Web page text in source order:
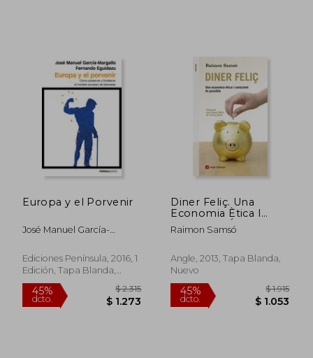
45%
dcto.
$ 2.244
$ 1.234
45%
dcto. $
Europa y el Porvenir
José Manuel García-
Eguidazu
Ediciones Península, 2016, 1
Edición, Tapa Blanda,
Nuevo
Diner Feliç. Una
Economia Ètica I
Conscient És Possible
(Inspira) (en Catalán)
Raimon Samsó
Angle, 2013, Tapa Blanda,
Nuevo